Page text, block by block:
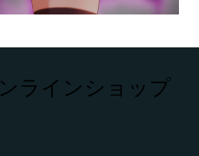
ラインショップ